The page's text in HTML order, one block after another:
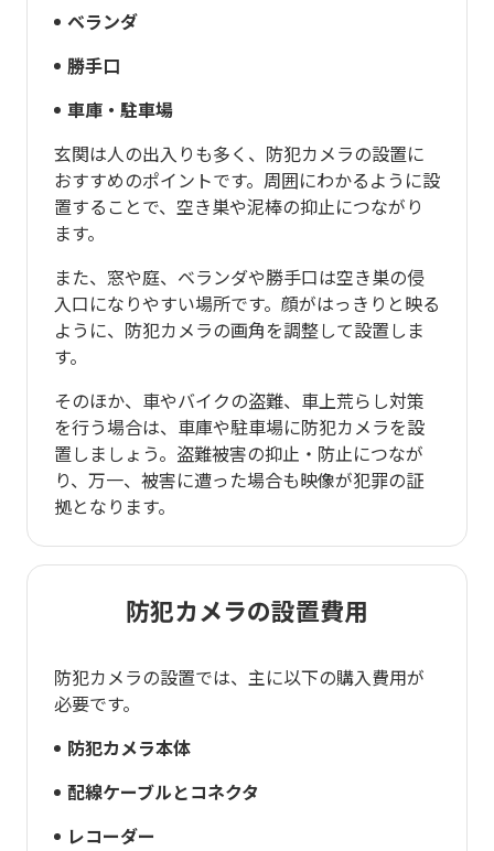
ベランダ
勝手口
車庫・駐車場
玄関は人の出入りも多く、防犯カメラの設置に
おすすめのポイントです。周囲にわかるように設
置することで、空き巣や泥棒の抑止につながり
ます。
また、窓や庭、ベランダや勝手口は空き巣の侵
入口になりやすい場所です。顔がはっきりと映る
ように、防犯カメラの画角を調整して設置しま
す。
そのほか、車やバイクの盗難、車上荒らし対策
を行う場合は、車庫や駐車場に防犯カメラを設
置しましょう。盗難被害の抑止・防止につなが
り、万一、被害に遭った場合も映像が犯罪の証
拠となります。
防犯カメラの設置費用
防犯カメラの設置では、主に以下の購入費用が
必要です。
防犯カメラ本体
配線ケーブルとコネクタ
レコーダー